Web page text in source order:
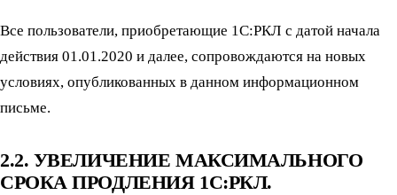
Все пользователи, приобретающие 1С:РКЛ с датой начала
действия 01.01.2020 и далее, сопровождаются на новых
условиях, опубликованных в данном информационном
письме.
2.2. УВЕЛИЧЕНИЕ МАКСИМАЛЬНОГО
СРОКА ПРОДЛЕНИЯ 1С:РКЛ.